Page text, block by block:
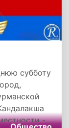
субботу
-